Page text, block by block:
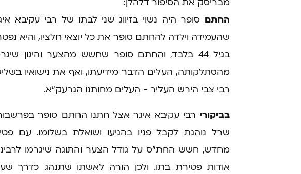
החתם סופר היה נשוי בזיווג שני לבתו של רבי
שהעמידה וילדה להחתם סופר את כל יוצאי חלציו, והיא
בגיל 44 בלבד, והחתם סופר שחשש מהצער והיגון
מהסתלקותה, העלים הדבר מידיעתו, ואף את נישואיו
רבי צבי הירש העליר - העלים מחותנו הגרעק"א.
בביקורי רבי עקיבא איגר אצל חתנו החתם סופר
שרל נוהגת לקבל פניו בהגיעו ושואלת בשלומו. עם
מחדש, חשש החת"ס על גודל הצער והתוגה שיגרמו
אודות פטירת בתו. ולכן הורה לאשתו שתנהג כדרך